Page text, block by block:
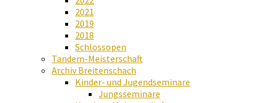
2021
2019
2018
Schlossopen
Tandem-Meisterschaft
Archiv Breitenschach
Kinder- und Jugendseminare
Jungsseminare